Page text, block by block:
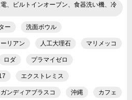
、ビルトインオーブン、食器洗い機、冷
ー 洗面ボウル
ーリアン 人工大理石 マリメッコ
ロダ プラマイゼロ
エクストレミス
ガンディアブラスコ 沖縄 カフェ